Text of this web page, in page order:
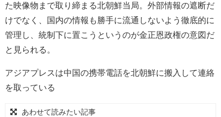
た映像物まで取り締まる北朝鮮当局。外部情報の遮断だ
けでなく、国内の情報も勝手に流通しないよう徹底的に
管理し、統制下に置こうというのが金正恩政権の意図だ
と見られる。
アジアプレスは中国の携帯電話を北朝鮮に搬入して連絡
を取っている
あわせて読みたい記事